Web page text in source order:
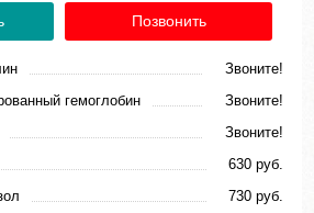
Позвонить
Звоните!
гемоглобин
Звоните!
Звоните!
630 руб.
730 руб.